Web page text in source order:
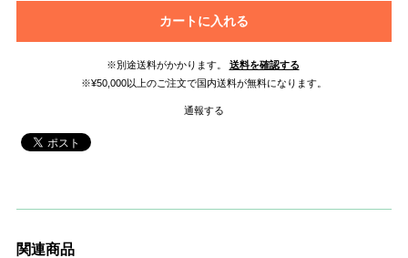
カートに入れる
※別途送料がかかります。
送料を確認する
※¥50,000以上のご注文で国内送料が無料になります。
通報する
関連商品